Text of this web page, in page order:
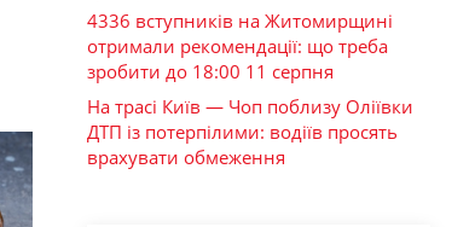
4336 вступників на Житомирщині
отримали рекомендації: що треба
зробити до 18:00 11 серпня
На трасі Київ — Чоп поблизу Оліївки
ДТП із потерпілими: водіїв просять
врахувати обмеження